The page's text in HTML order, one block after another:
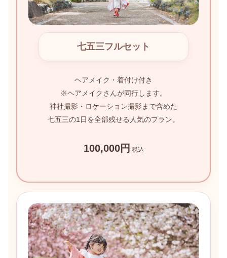
七五三フルセット
ヘアメイク・着付け付き
※ヘアメイクさんが同行します。
神社撮影・ロケーション撮影まで含めた
七五三の1日を全部残せる人気のプラン。
100,000円 税込